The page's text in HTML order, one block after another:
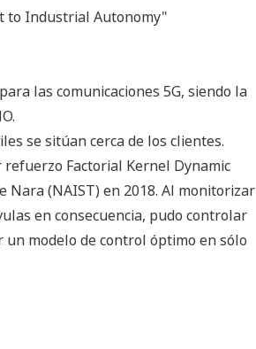
to Industrial Autonomy"
las comunicaciones 5G, siendo la
se sitúan cerca de los clientes.
Factorial Kernel Dynamic
Nara (NAIST) en 2018. Al monitorizar
en consecuencia, pudo controlar
modelo de control óptimo en sólo